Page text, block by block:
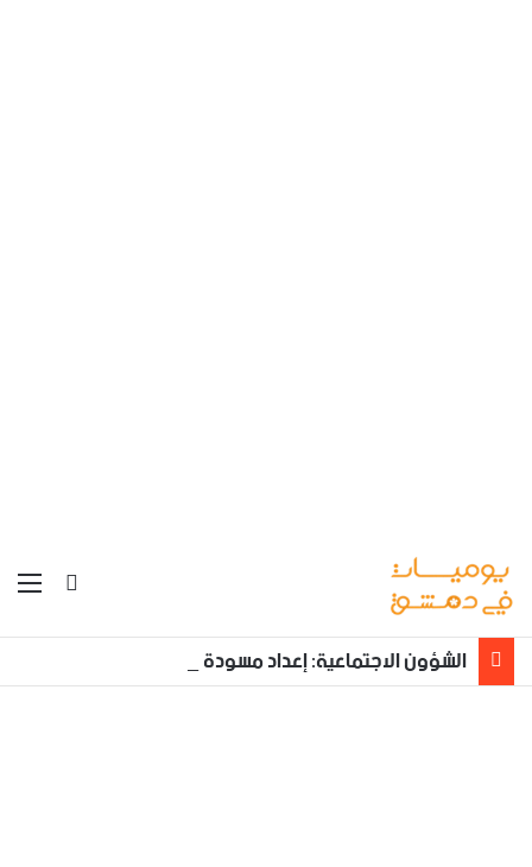
بحث عن